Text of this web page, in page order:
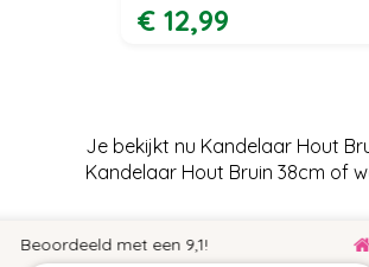
€ 12,99
Je bekijkt nu Kandelaar Hout
Kandelaar Hout Bruin 38cm of
met een 9,1!